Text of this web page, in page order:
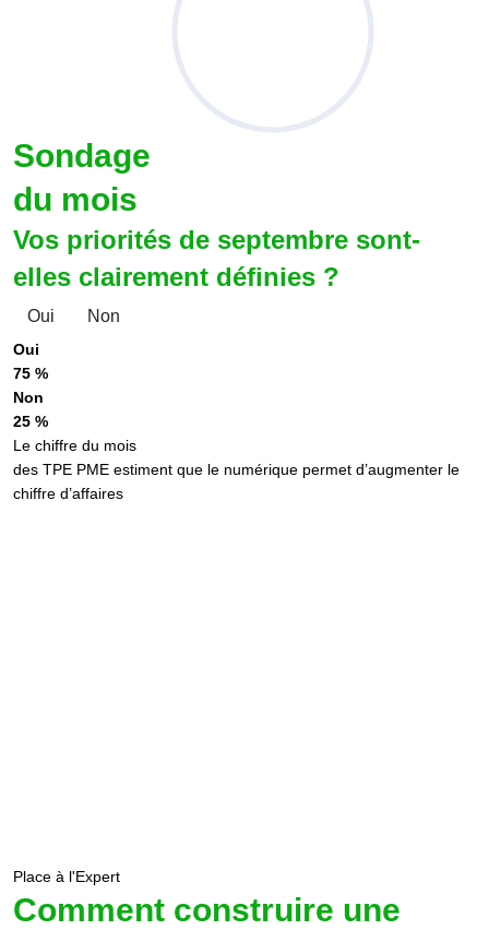
Sondage
du mois
Vos priorités de septembre sont-
elles clairement définies ?
Oui Non
Oui
75 %
Non
25 %
Le chiffre du mois
des TPE PME estiment que le numérique permet d’augmenter le
chiffre d’affaires
Place à l'Expert
Comment construire une